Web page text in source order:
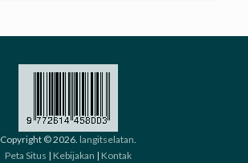
Copyright © 2026. langitselatan.
Peta Situs | Kebijakan | Kontak